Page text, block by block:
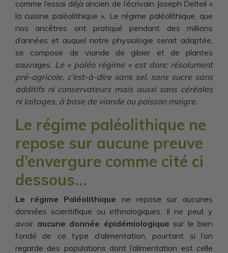
comme l’essai déjà ancien de l’écrivain Joseph Delteil «
la cuisine paléolithique ». Le régime paléolithique, que
nos ancêtres ont pratiqué pendant des millions
d’années et auquel notre physiologie serait adaptée,
se compose de viande de gibier et de plantes
sauvages. Le « paléo régime » est donc résolument
pré-agricole, c’est-à-dire sans sel, sans sucre sans
additifs ni conservateurs mais aussi sans céréales
ni laitages, à base de viande ou poisson maigre.
Le régime paléolithique ne
repose sur aucune preuve
d’envergure comme cité ci
dessous…
Le régime Paléolithique ne repose sur aucunes
données scientifique ou ethnologiques. Il ne peut y
avoir aucune donnée épidémiologique sur le bien
fondé de ce type d’alimentation, pourtant si l’on
regarde des populations dont l’alimentation est celle